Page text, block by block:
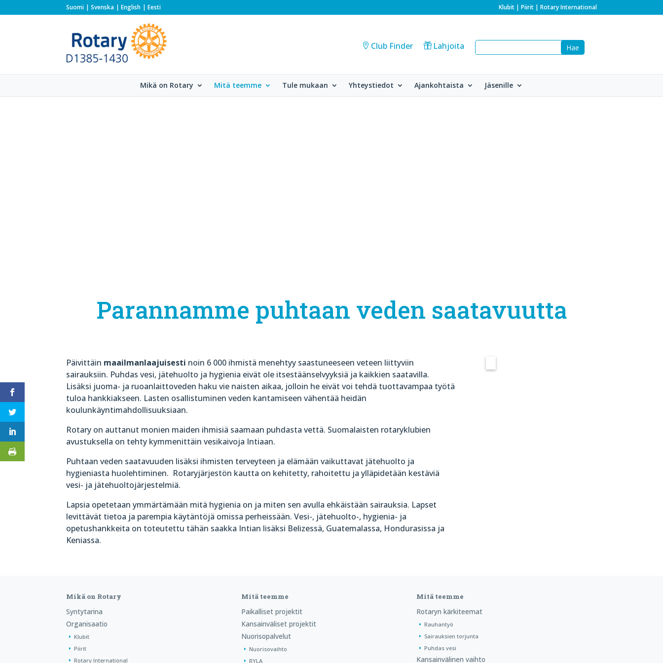
Suomi Svenska English Eesti Klubit| Piirit| Rotary International
Club Finder Lahjoita
Mikä on Rotary Mitä teemme Tule mukaan Yhteystiedot Ajankohtaista Jäsenille
Parannamme puhtaan veden saatavuutta
Päivittäin maailmanlaajuisesti noin 6 000 ihmistä menehtyy saastuneeseen veteen liittyviin
sairauksiin. Puhdas vesi, jätehuolto ja hygienia eivät ole itsestäänselvyyksiä ja kaikkien saatavilla.
Lisäksi juoma- ja ruoanlaittoveden haku vie naisten aikaa, jolloin he eivät voi tehdä tuottavampaa työtä
tuloa hankkiakseen. Lasten osallistuminen veden kantamiseen vähentää heidän
koulunkäyntimahdollisuuksiaan.
Rotary on auttanut monien maiden ihmisiä saamaan puhdasta vettä. Suomalaisten rotaryklubien
avustuksella on tehty kymmenittäin vesikaivoja Intiaan.
Puhtaan veden saatavuuden lisäksi ihmisten terveyteen ja elämään vaikuttavat jätehuolto ja
hygieniasta huolehtiminen. Rotaryjärjestön kautta on kehitetty, rahoitettu ja ylläpidetään kestäviä
vesi- ja jätehuoltojärjestelmiä.
Lapsia opetetaan ymmärtämään mitä hygienia on ja miten sen avulla ehkäistään sairauksia. Lapset
levittävät tietoa ja parempia käytäntöjä omissa perheissään. Vesi-, jätehuolto-, hygienia- ja
opetushankkeita on toteutettu tähän saakka Intian lisäksi Belizessä, Guatemalassa, Hondurasissa ja
Keniassa.
Mikä on Rotary
Syntytarina
Organisaatio
Klubit
Piirit
Rotary International
Mitä teemme
Paikalliset projektit
Kansainväliset projektit
Nuorisopalvelut
Nuorisovaihto
RYLA
Mitä teemme
Rotaryn kärkiteemat
Rauhantyö
Sairauksien torjunta
Puhdas vesi
Kansainvälinen vaihto